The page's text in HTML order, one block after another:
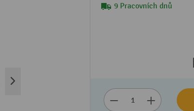
9 Pracovních dnů